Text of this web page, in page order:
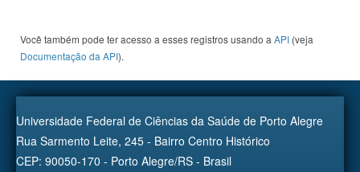
Você também pode ter acesso a esses registros usando a API (veja
Documentação da API).
Universidade Federal de Ciências da Saúde de Porto Alegre
Rua Sarmento Leite, 245 - Bairro Centro Histórico
CEP: 90050-170 - Porto Alegre/RS - Brasil